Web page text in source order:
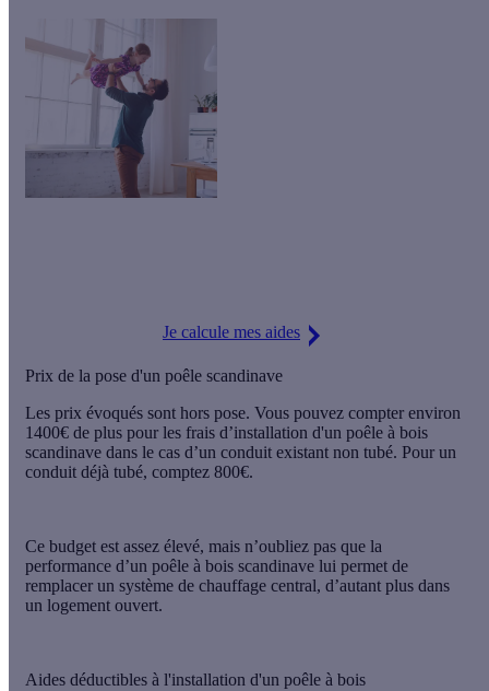
Je calcule mes aides
Prix de la pose d'un poêle scandinave
Les prix évoqués sont hors pose. Vous pouvez compter environ
1400€ de plus pour les frais d’installation d'un poêle à bois
scandinave dans le cas d’un conduit existant non tubé. Pour un
conduit déjà tubé, comptez 800€.
Ce budget est assez élevé, mais n’oubliez pas que la
performance d’un poêle à bois scandinave lui permet de
remplacer un système de chauffage central, d’autant plus dans
un logement ouvert.
Aides déductibles à l'installation d'un poêle à bois